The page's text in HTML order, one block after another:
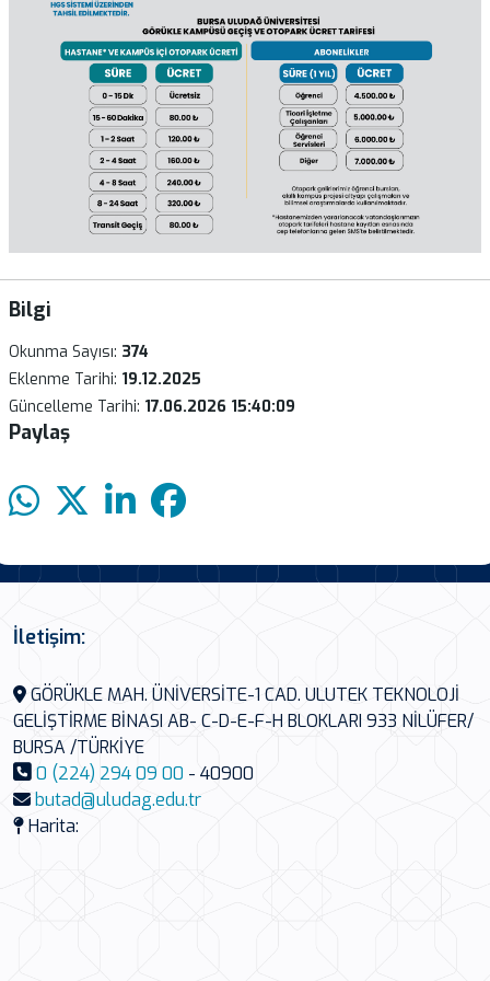
Bilgi
Okunma Sayısı: 374
Eklenme Tarihi: 19.12.2025
Güncelleme Tarihi: 17.06.2026 15:40:09
Paylaş
İletişim:
GÖRÜKLE MAH. ÜNİVERSİTE-1 CAD. ULUTEK TEKNOLOJİ
GELİŞTİRME BİNASI AB- C-D-E-F-H BLOKLARI 933 NİLÜFER/
BURSA /TÜRKİYE
0 (224) 294 09 00 - 40900
butad@uludag.edu.tr
Harita: